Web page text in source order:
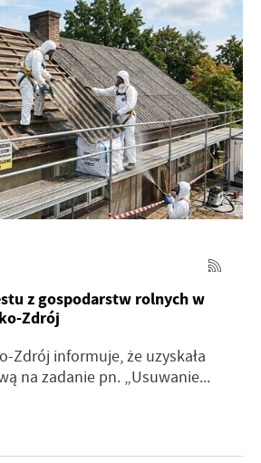
z gospodarstw rolnych w
Zdrój
Zdrój informuje, że uzyskała
na zadanie pn. „Usuwanie...